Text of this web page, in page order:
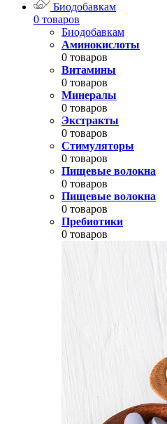
Биодобавкам
0 товаров
Биодобавкам
Аминокислоты
0 товаров
Витамины
0 товаров
Минералы
0 товаров
Экстракты
0 товаров
Стимуляторы
0 товаров
Пищевые волокна
0 товаров
Пищевые волокна
0 товаров
Пребиотики
0 товаров